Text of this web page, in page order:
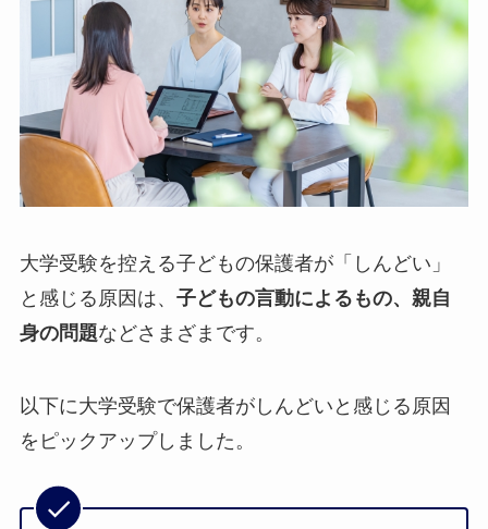
大学受験を控える子どもの保護者が「しんどい」
と感じる原因は、 子どもの言動によるもの、親自
身の問題などさまざまです。
以下に大学受験で保護者がしんどいと感じる原因
をピックアップしました。